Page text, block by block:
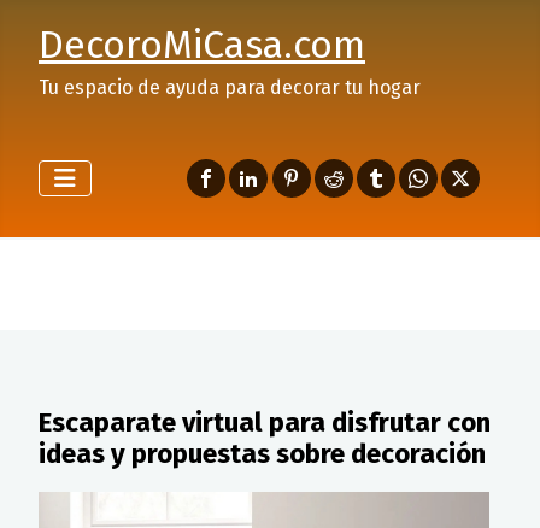
DecoroMiCasa.com
Tu espacio de ayuda para decorar tu hogar
Escaparate virtual para disfrutar con
ideas y propuestas sobre decoración